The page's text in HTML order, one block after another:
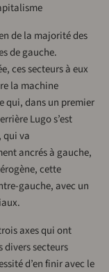
de la majorité des
de gauche.
ces secteurs à eux
la machine
qui, dans un premier
Lugo s’est
qui va
ancrés à gauche,
cette
gauche, avec un
axes qui ont
divers secteurs
d’en finir avec le